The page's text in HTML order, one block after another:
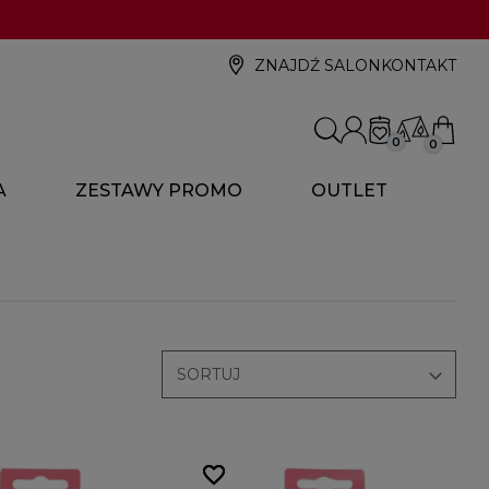
ZNAJDŹ SALON KONTAKT
0 0
ZESTAWY PROMO OUTLET
SORTUJ 
favorite_border
favorite_border